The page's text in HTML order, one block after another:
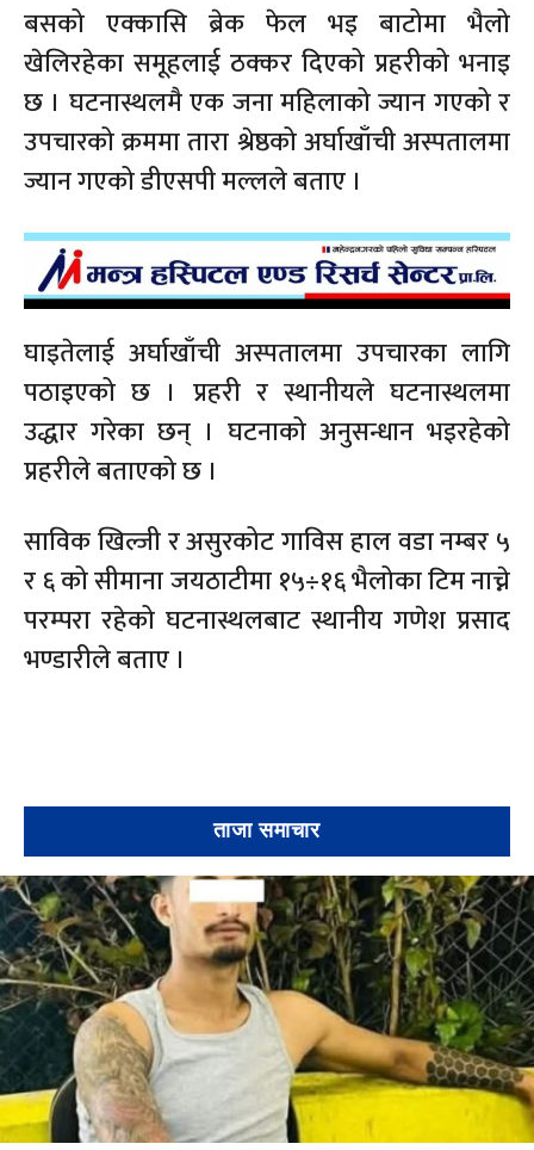
बसको एक्कासि ब्रेक फेल भइ बाटोमा भैलो
खेलिरहेका समूहलाई ठक्कर दिएको प्रहरीको भनाइ
छ । घटनास्थलमै एक जना महिलाको ज्यान गएको र
उपचारको क्रममा तारा श्रेष्ठको अर्घाखाँची अस्पतालमा
ज्यान गएको डीएसपी मल्लले बताए ।
घाइतेलाई अर्घाखाँची अस्पतालमा उपचारका लागि
पठाइएको छ । प्रहरी र स्थानीयले घटनास्थलमा
उद्धार गरेका छन् । घटनाको अनुसन्धान भइरहेको
प्रहरीले बताएको छ ।
साविक खिल्जी र असुरकोट गाविस हाल वडा नम्बर ५
र ६ को सीमाना जयठाटीमा १५÷१६ भैलोका टिम नाच्ने
परम्परा रहेको घटनास्थलबाट स्थानीय गणेश प्रसाद
भण्डारीले बताए ।
ताजा समाचार